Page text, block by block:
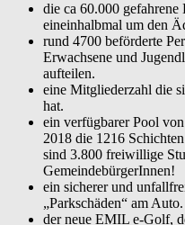
die ca 60.000
eineinhalbmal um den
rund 4700 beförderte
Erwachsene und
aufteilen.
eine Mitgliederzahl die
hat.
ein verfügbarer Pool
2018 die 1216
sind 3.800 freiwillige
GemeindebürgerInnen!
ein sicherer und
„Parkschäden“ am Auto.
der neue EMIL e-Golf,